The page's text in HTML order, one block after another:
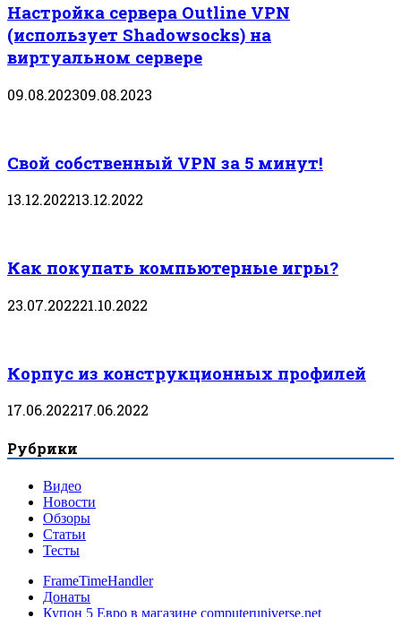
Настройка сервера Outline VPN
(использует Shadowsocks) на
виртуальном сервере
09.08.202309.08.2023
Свой собственный VPN за 5 минут!
13.12.202213.12.2022
Как покупать компьютерные игры?
23.07.202221.10.2022
Корпус из конструкционных профилей
17.06.202217.06.2022
Рубрики
Видео
Новости
Обзоры
Статьи
Тесты
FrameTimeHandler
Донаты
Купон 5 Евро в магазине computeruniverse.net